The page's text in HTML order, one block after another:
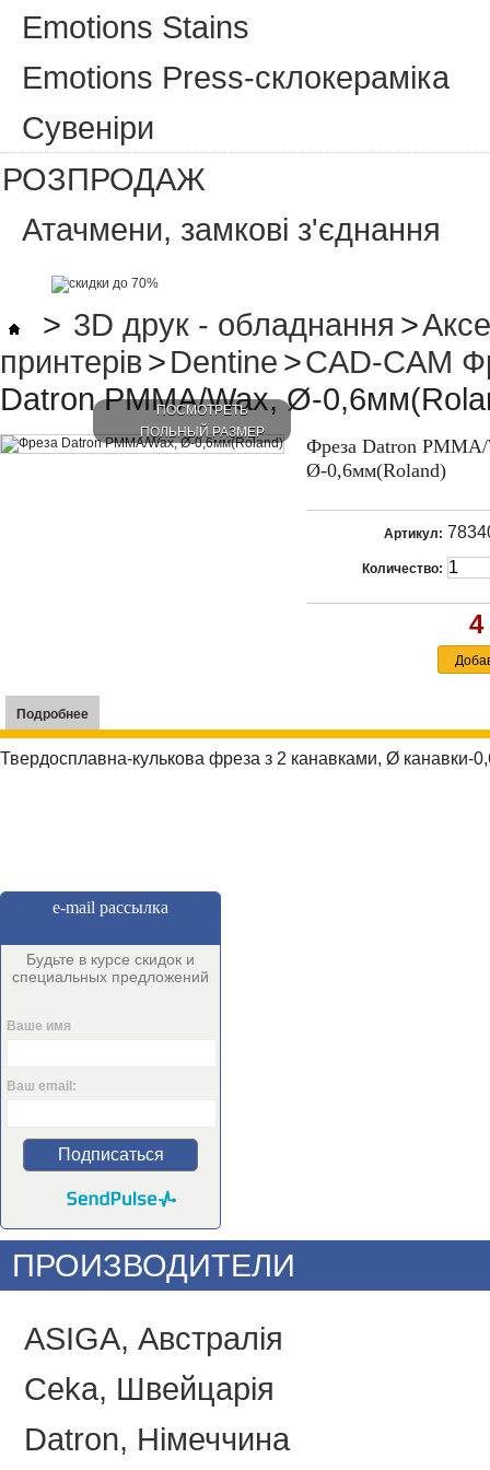
Emotions Stains
Emotions Press-склокераміка
Сувеніри
РОЗПРОДАЖ
Атачмени, замкові з'єднання
> 3D друк - обладнання >
принтерів >Dentine >CAD-CAM
Datron PMMA/Wax, Ø-
ПОСМОТРЕТЬ
ПОЛЬНЫЙ РАЗМЕР
Фреза Datron
Ø-0,6мм(Roland)
Артикул:
Количество:
4
Подробнее
Твердосплавна-кулькова фреза з 2 канавками, Ø канавки-
e-mail рассылка
Будьте в курсе скидок и
специальных предложений
Ваше имя
Ваш email:
Подписаться
ПРОИЗВОДИТЕЛИ
ASIGA, Австралія
Ceka, Швейцарія
Datron, Німеччина